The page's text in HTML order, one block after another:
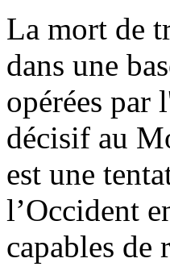
La mort de
dans une
opérées par
décisif au
est une
l’Occident
capables de